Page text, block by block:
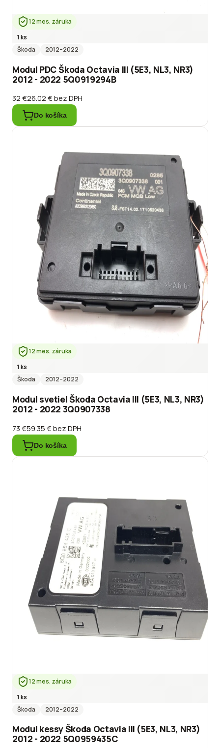
12 mes. záruka
1 ks
Škoda
2012–2022
Modul PDC Škoda Octavia III (5E3, NL3, NR3)
2012 - 2022 5Q0919294B
32 €26.02 €bez DPH
Do košíka
12 mes. záruka
1 ks
Škoda
2012–2022
Modul svetiel Škoda Octavia III (5E3, NL3, NR3)
2012 - 2022 3Q0907338
73 €59.35 €bez DPH
Do košíka
12 mes. záruka
1 ks
Škoda
2012–2022
Modul kessy Škoda Octavia III (5E3, NL3, NR3)
2012 - 2022 5Q0959435C